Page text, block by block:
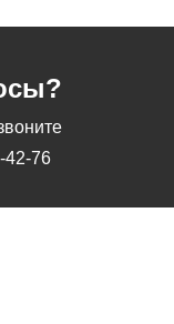
42-76